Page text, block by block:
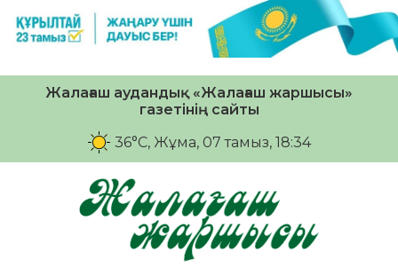
Жалағаш аудандық «Жалағаш жаршысы»
газетінің сайты
36°C, Жұма, 07 тамыз, 18:34